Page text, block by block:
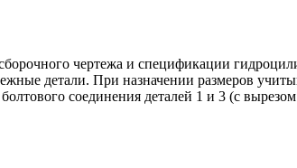
чертежа и спецификации
детали. При назначении размеров
соединения деталей 1 и 3 (с